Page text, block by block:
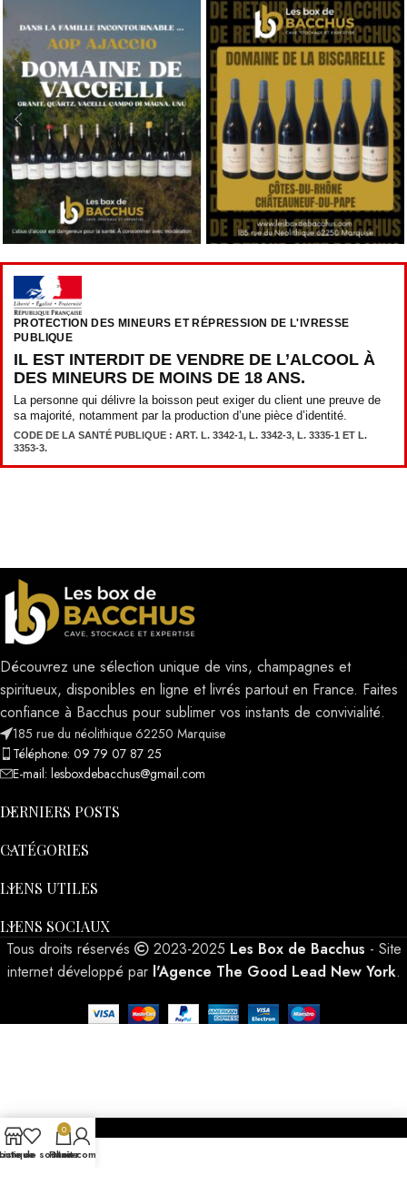
PROTECTION DES MINEURS ET RÉPRESSION DE L'IVRESSE
PUBLIQUE
IL EST INTERDIT DE VENDRE DE L’ALCOOL À
DES MINEURS DE MOINS DE 18 ANS.
La personne qui délivre la boisson peut exiger du client une preuve de
sa majorité, notamment par la production d’une pièce d’identité.
CODE DE LA SANTÉ PUBLIQUE : ART. L. 3342-1, L. 3342-3, L. 3335-1 ET L.
3353-3.
Découvrez une sélection unique de vins, champagnes et
spiritueux, disponibles en ligne et livrés partout en France. Faites
confiance à Bacchus pour sublimer vos instants de convivialité.
185 rue du néolithique 62250 Marquise
Téléphone: 09 79 07 87 25
E-mail: lesboxdebacchus@gmail.com
DERNIERS POSTS
CATÉGORIES
LIENS UTILES
LIENS SOCIAUX
Tous droits réservés 2023-2025 Les Box de Bacchus - Site
internet développé par l'Agence The Good Lead New York.
Liste de souhaits
0
Panier
Mon compte